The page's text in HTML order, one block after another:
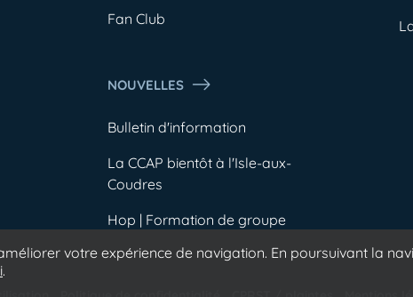
Fan Club
NOUVELLES
Bulletin d'information
La CCAP bientôt à l'Isle-aux-
Coudres
Hop | Formation de groupe
votre expérience de navigation. En poursuivant la
.